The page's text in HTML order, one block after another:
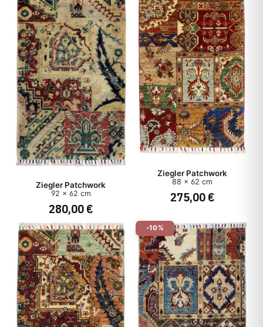
Flor
Dicke
Teppichart
Herkunft
Stil
Preis
Ziegler Patchwork
92 x 62 cm
280,00 €
Ziegler Patchwork
88 x 62 cm
275,00 €
-10%